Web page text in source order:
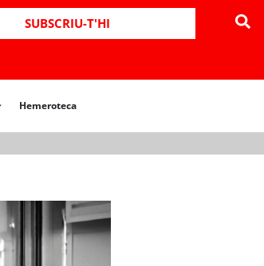
SUBSCRIU-T'HI
Hemeroteca
Hemeroteca